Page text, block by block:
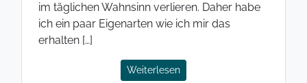
im täglichen Wahnsinn verlieren. Daher habe
ich ein paar Eigenarten wie ich mir das
erhalten […]
Weiterlesen